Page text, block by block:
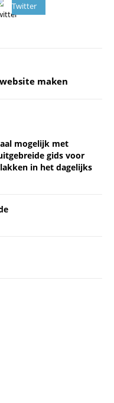
Twitter
maken
mogelijk met
gids voor
in het dagelijks